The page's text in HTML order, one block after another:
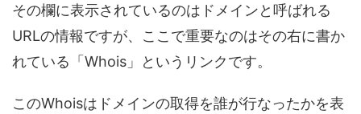
その欄に表示されているのはドメインと呼ばれる
URLの情報ですが、ここで重要なのはその右に書か
れている「Whois」というリンクです。
このWhoisはドメインの取得を誰が行なったかを表